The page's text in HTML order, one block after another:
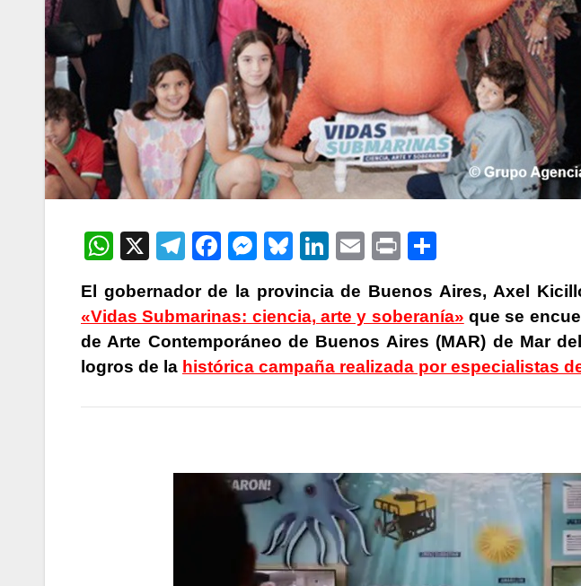
W
at
s
A
p
X
T
e
gr
a
F
c
e
b
o
M
s
s
e
g
Bl
e
s
k
Li
k
e
dI
E
ail
P
nt m
p
ar
El gobernador de la provincia de Buenos Aires, Axel
«Vidas Submarinas: ciencia, arte y soberanía» que se
de Arte Contemporáneo de Buenos Aires (MAR) de Mar
logros de la histórica campaña realizada por especialistas